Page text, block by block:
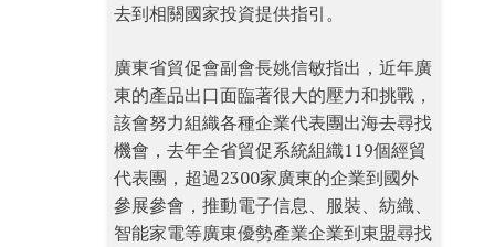
去到相關國家投資提供指引。
廣東省貿促會副會長姚信敏指出，近年廣
東的產品出口面臨著很大的壓力和挑戰，
該會努力組織各種企業代表團出海去尋找
機會，去年全省貿促系統組織119個經貿
代表團，超過2300家廣東的企業到國外
參展參會，推動電子信息、服裝、紡織、
智能家電等廣東優勢產業企業到東盟尋找